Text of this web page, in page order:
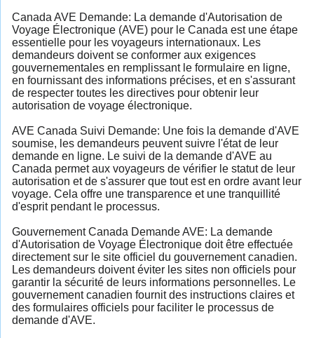
Canada AVE Demande: La demande d'Autorisation de
Voyage Électronique (AVE) pour le Canada est une étape
essentielle pour les voyageurs internationaux. Les
demandeurs doivent se conformer aux exigences
gouvernementales en remplissant le formulaire en ligne,
en fournissant des informations précises, et en s'assurant
de respecter toutes les directives pour obtenir leur
autorisation de voyage électronique.
AVE Canada Suivi Demande: Une fois la demande d'AVE
soumise, les demandeurs peuvent suivre l'état de leur
demande en ligne. Le suivi de la demande d'AVE au
Canada permet aux voyageurs de vérifier le statut de leur
autorisation et de s'assurer que tout est en ordre avant leur
voyage. Cela offre une transparence et une tranquillité
d'esprit pendant le processus.
Gouvernement Canada Demande AVE: La demande
d'Autorisation de Voyage Électronique doit être effectuée
directement sur le site officiel du gouvernement canadien.
Les demandeurs doivent éviter les sites non officiels pour
garantir la sécurité de leurs informations personnelles. Le
gouvernement canadien fournit des instructions claires et
des formulaires officiels pour faciliter le processus de
demande d'AVE.